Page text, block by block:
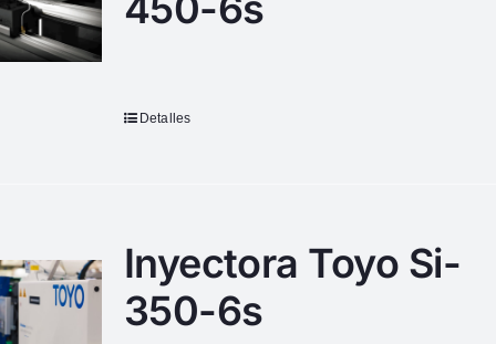
Detalles
Inyectora Toyo Si-
350-6s